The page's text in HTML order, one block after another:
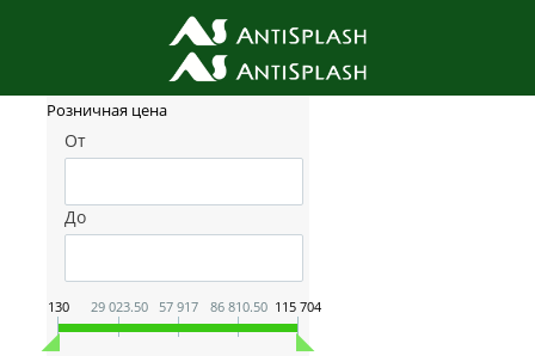
Фильтр товаров
Розничная цена
От
До
130 29 023.50 57 917 86 810.50 115 704